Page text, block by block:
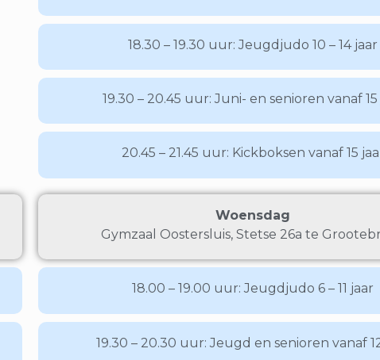
18.30 – 19.30 uur: Jeugdjudo 10 – 14 jaar
19.30 – 20.45 uur: Juni- en senioren vanaf 15
20.45 – 21.45 uur: Kickboksen vanaf 15
Woensdag
Gymzaal Oostersluis, Stetse 26a te
18.00 – 19.00 uur: Jeugdjudo 6 – 11 jaar
19.30 – 20.30 uur: Jeugd en senioren vanaf